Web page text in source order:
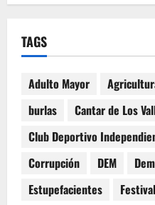
TAGS
Adulto Mayor
burlas
Cantar de Los
Club Deportivo
Corrupción
DEM
Estupefacientes
Festival